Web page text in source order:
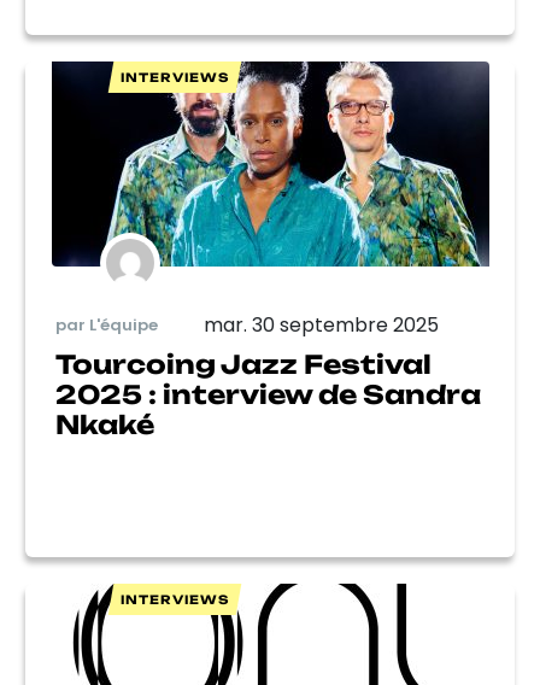
INTERVIEWS
par L'équipe mar. 30 septembre 2025
Tourcoing Jazz Festival
2025 : interview de Sandra
Nkaké
INTERVIEWS